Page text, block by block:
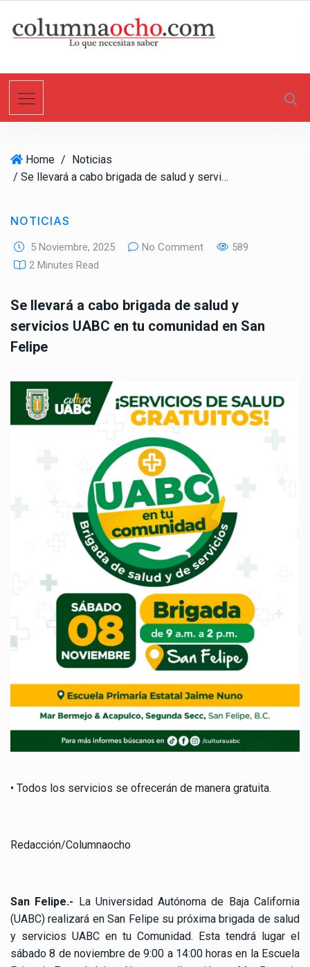
t
Home / Noticias
/ Se llevará a cabo brigada de salud y servicios UABC en tu comunidad en San Felipe
NOTICIAS
5 Noviembre, 2025 No Comment
589
2 Minutes Read
Se llevará a cabo brigada de salud y
servicios UABC en tu comunidad en San
Felipe
• Todos los servicios se ofrecerán de manera gratuita.
Redacción/Columnaocho
San Felipe.- La Universidad Autónoma de Baja California
(UABC) realizará en San Felipe su próxima brigada de salud
y servicios UABC en tu Comunidad. Esta tendrá lugar el
sábado 8 de noviembre de 9:00 a 14:00 horas en la Escuela